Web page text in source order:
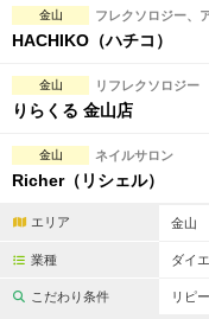
発揮致しま
金山 フレクソロジー、
HACHIKO（ハチコ）
金山 リフレクソロジー
りらくる 金山店
金山 ネイルサロン
Richer（リシェル）
エリア 金山
業種 ダイ
こだわり条件 リピ